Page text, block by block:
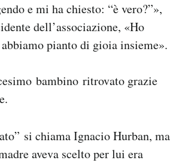
e mi ha chiesto: “è vero?”»,
dell’associazione, «Ho
pianto di gioia insieme».
bambino ritrovato grazie
si chiama Ignacio Hurban, ma
aveva scelto per lui era